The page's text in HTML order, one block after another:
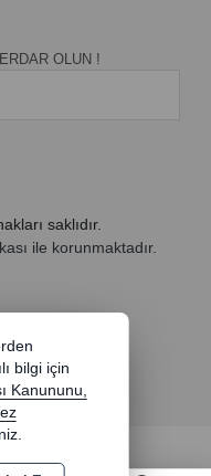
OLUN !
saklıdır.
ile korunmaktadır.
hazırlanmıştır.
bilgi için
Kanununu,